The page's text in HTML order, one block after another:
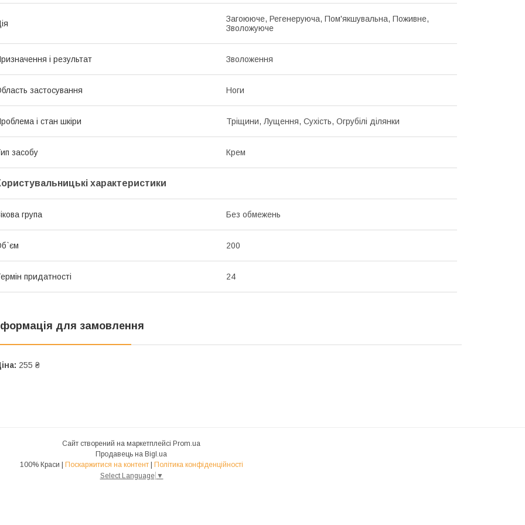
Загоююче, Регенеруюча, Пом'якшувальна, Поживне,
Зволожуюче
і результат Зволоження
застосування Ноги
і стан шкіри Тріщини, Лущення, Сухість, Огрубілі ділянки
засобу Крем
характеристики
група Без обмежень
200
придатності 24
для замовлення
255 ₴
Сайт створений на маркетплейсі Prom.ua
Продавець на Bigl.ua
100% Краси | Поскаржитися на контент | Політика конфіденційності
Select Language ▼